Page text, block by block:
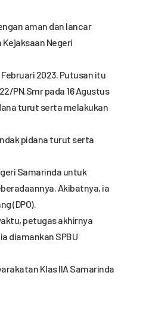
aman dan lancar
Negeri
2023. Putusan itu
PN.Smr pada 16 Agustus
turut serta melakukan
pidana turut serta
Samarinda untuk
Akibatnya, ia
(DPO).
petugas akhirnya
diamankan SPBU
Klas IIA Samarinda